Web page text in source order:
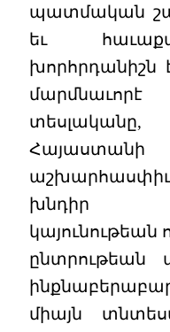
պատմական
եւ
խորհրդանիշն
խնդիր
կայունութեան
ընտրութեան
միայն